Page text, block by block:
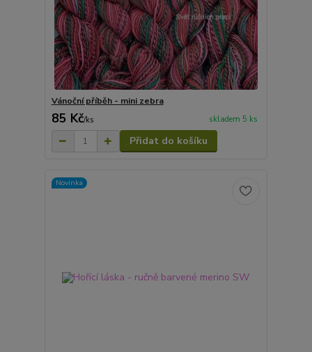
Vánoční příběh - mini zebra
85 Kč/ks skladem 5 ks
Přidat do košíku
Novinka